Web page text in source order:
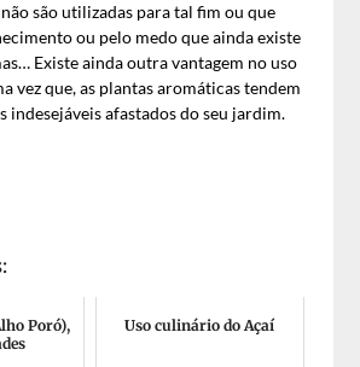
são utilizadas para tal fim ou que
ou pelo medo que ainda existe
Existe ainda outra vantagem no uso
vez que, as plantas aromáticas tendem
indesejáveis afastados do seu jardim.
Poró),
Uso culinário do Açaí